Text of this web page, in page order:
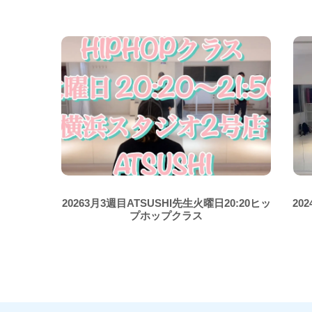
20263月3週目ATSUSHI先生火曜日20:20ヒッ
プホップクラス